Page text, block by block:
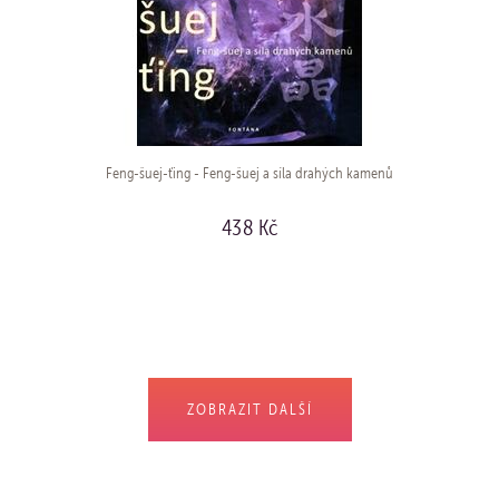
Feng-šuej-ťing - Feng-šuej a síla drahých kamenů
438 Kč
ZOBRAZIT DALŠÍ